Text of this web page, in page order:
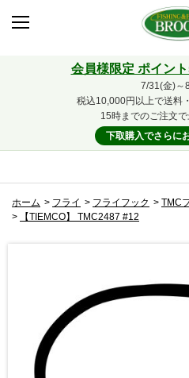
会員様限定 ポイン
7/31(金)～
税込10,000円以上で送料
15時までのご注文
下取購入でさらに
ホーム > フライ > フライフック > TMC
>
【TIEMCO】 TMC2487 #12